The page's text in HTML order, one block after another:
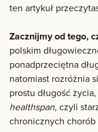
ten artykuł
Zacznijmy od tego,
polskim
ponadprzeciętna
natomiast rozróżnia
prostu długość
healthspan, czyli
chronicznych